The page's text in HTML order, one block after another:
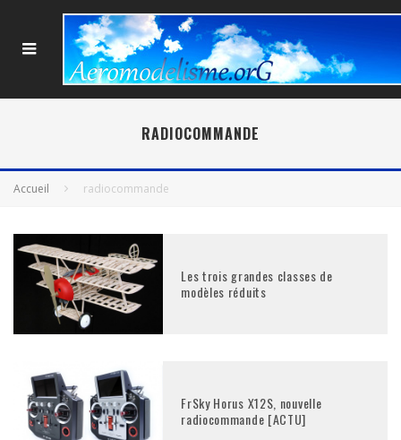
RADIOCOMMANDE
Accueil radiocommande
Les trois grandes classes de
modèles réduits
FrSky Horus X12S, nouvelle
radiocommande [ACTU]